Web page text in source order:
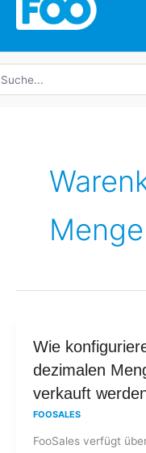
Wie
dezimalen
verkauft
FOOSALES
FooSales verfügt
Wie
konfiguriere
in